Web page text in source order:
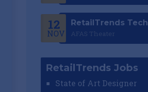
12
NOV
RetailTrends Tech
AFAS Theater
RetailTrends Jobs
State of Art Designer